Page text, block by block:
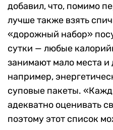
добавил, что, помимо
лучше также взять
«дорожный набор»
сутки — любые
занимают мало места и
например,
суповые пакеты.
адекватно оценивать
поэтому этот список